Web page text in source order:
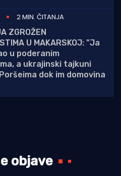
2 MIN. ČITANJA
ZGROŽEN
U MAKARSKOJ: "Ja
u poderanim
a ukrajinski tajkuni
dok im domovina
objave